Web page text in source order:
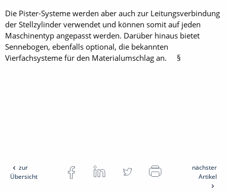
Die Pister-Systeme werden aber auch zur Leitungsverbindung
der Stellzylinder verwendet und können somit auf jeden
Maschinentyp angepasst werden. Darüber hinaus bietet
Sennebogen, ebenfalls optional, die bekannten
Vierfachsysteme für den Materialumschlag an. §
zur
Übersicht
nächster
Artikel